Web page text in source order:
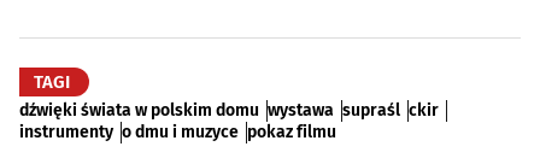
TAGI
dźwięki świata w polskim domu wystawa supraśl ckir
instrumenty o dmu i muzyce pokaz filmu